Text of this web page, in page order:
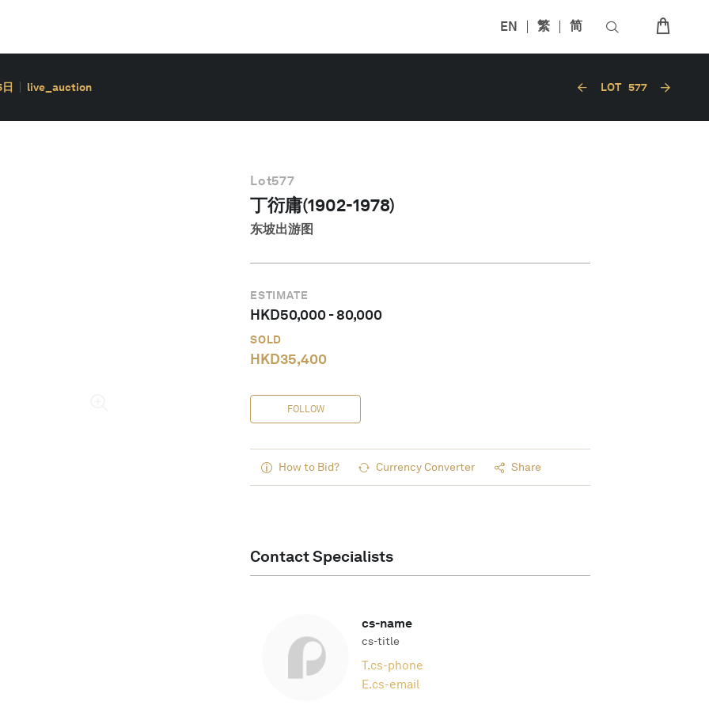
EN 繁 简
live_auction LOT 577
Lot577
丁衍庸(1902-1978)
东坡出游图
ESTIMATE
HKD50,000-80,000
SOLD
HKD35,400
FOLLOW
How to Bid? Currency Converter Share
Contact Specialists
cs-name
cs-title
T.cs-phone
E.cs-email